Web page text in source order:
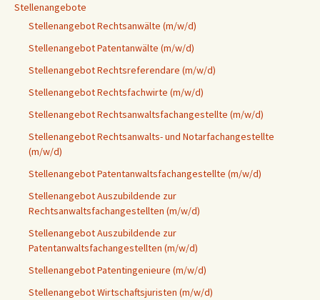
Stellenangebote
Stellenangebot Rechtsanwälte (m/w/d)
Stellenangebot Patentanwälte (m/w/d)
Stellenangebot Rechtsreferendare (m/w/d)
Stellenangebot Rechtsfachwirte (m/w/d)
Stellenangebot Rechtsanwaltsfachangestellte (m/w/d)
Stellenangebot Rechtsanwalts- und Notarfachangestellte
(m/w/d)
Stellenangebot Patentanwaltsfachangestellte (m/w/d)
Stellenangebot Auszubildende zur
Rechtsanwaltsfachangestellten (m/w/d)
Stellenangebot Auszubildende zur
Patentanwaltsfachangestellten (m/w/d)
Stellenangebot Patentingenieure (m/w/d)
Stellenangebot Wirtschaftsjuristen (m/w/d)